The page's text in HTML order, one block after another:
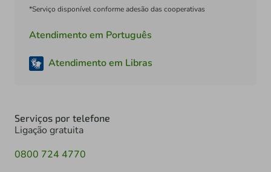
*Serviço disponível conforme adesão das cooperativas
Atendimento em Português
Atendimento em Libras
Serviços por telefone
Ligação gratuita
0800 724 4770